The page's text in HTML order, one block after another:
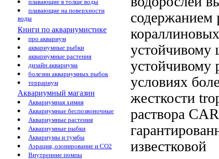
плавающие в толще воды
плавающие на поверхности
воды
Книги по аквариумистике
про аквариум
аквариумные рыбки
аквариумные растения
дизайн аквариума
болезни аквариумных рыбок
террариум
Аквариумный магазин
Аквариумная химия
Аквариумные беспозвоночные
Аквариумные растения
Аквариумные рыбки
Аквариумы и тумбы
Аэрация, озонирование и CO2
Внутренние помпы
содержанием
кораллиновых
устойчивому
устойчивому
условиях
жесткости
раствора
известковой